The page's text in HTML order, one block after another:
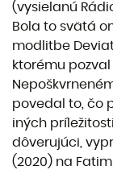
(vysielanú
Bola to svätá
modlitbe
ktorému
povedal to, čo
iných
dôverujúci,
(2020) na